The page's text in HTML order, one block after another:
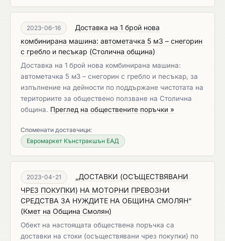
2023-06-16
Доставка на 1 брой нова
комбинирана машина: автометачка 5 м3 – снегорин
с гребло и песъкар (Столична община)
Доставка на 1 брой нова комбинирана машина:
автометачка 5 м3 – снегорин с гребло и песъкар, за
изпълнение на дейности по поддържане чистотата на
териториите за обществено ползване на Столична
община. Преглед на обществените поръчки »
Споменати доставчици:
Евромаркет Кънстракшън ЕАД
2023-04-21
„ДОСТАВКИ (ОСЪЩЕСТВЯВАНИ
ЧРЕЗ ПОКУПКИ) НА МОТОРНИ ПРЕВОЗНИ
СРЕДСТВА ЗА НУЖДИТЕ НА ОБЩИНА СМОЛЯН“
(Кмет на Община Смолян)
Обект на настоящата обществена поръчка са
доставки на стоки (осъществявани чрез покупки) по